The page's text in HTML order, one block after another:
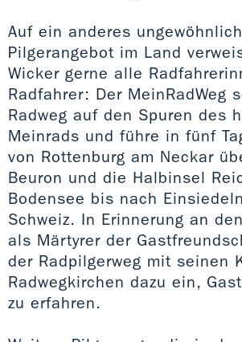
Auf ein anderes
Pilgerangebot im Land
Wicker gerne alle
Radfahrer: Der MeinRadWeg
Radweg auf den Spuren des
Meinrads und führe in fünf
von Rottenburg am Neckar
Beuron und die Halbinsel
Bodensee bis nach
Schweiz. In Erinnerung an
als Märtyrer der
der Radpilgerweg mit seinen
Radwegkirchen dazu ein,
zu erfahren.